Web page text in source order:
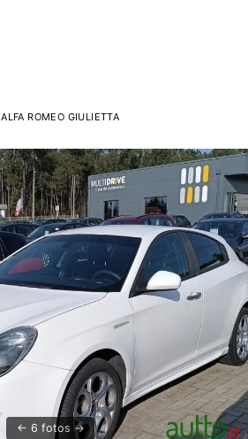
ALFA ROMEO GIULIETTA
6 fotos